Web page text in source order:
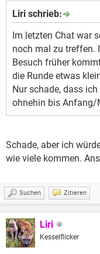
Liri schrieb:
Im letzten Chat war
noch mal zu treffen.
Besuch früher
die Runde etwas
Nur schade, dass
ohnehin bis Anfang/
Schade, aber ich
wie viele kommen.
Suchen Zitieren
Liri
Kesselflicker